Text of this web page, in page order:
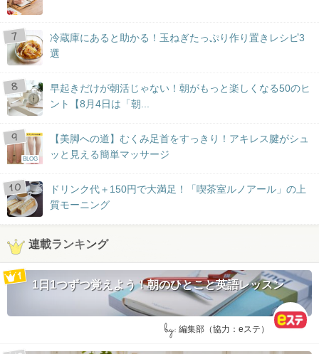
冷蔵庫にあると助かる！玉ねぎたっぷり作り置きレシピ3
選
早起きだけが朝活じゃない！朝がもっと楽しくなる50のヒ
ント【8月4日は「朝...
BLOG
【美脚への道】むくみ足首をすっきり！アキレス腱がシュ
ッと見える簡単マッサージ
ドリンク代＋150円で大満足！「喫茶室ルノアール」の上
質モーニング
連載ランキング
1日1つずつ覚えよう！朝のひとこと英語レッスン
by: 編集部（協力：eステ）